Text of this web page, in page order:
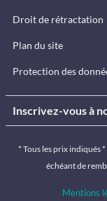
Droit de rétractation
Plan du site
Protection des
Inscrivez-vous à
* Tous les prix indiqués
échéant de
Mentions